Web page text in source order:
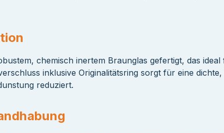
chemisch inertem Braunglas gefertigt, das
inklusive Originalitätsring sorgt für eine dichte,
reduziert.